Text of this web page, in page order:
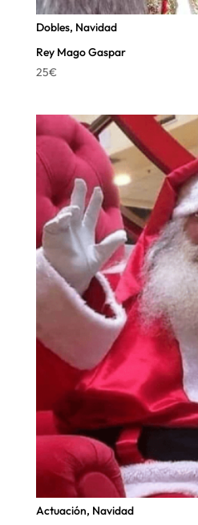
Dobles, Navidad
Rey Mago Gaspar
25€
Actuación, Navidad